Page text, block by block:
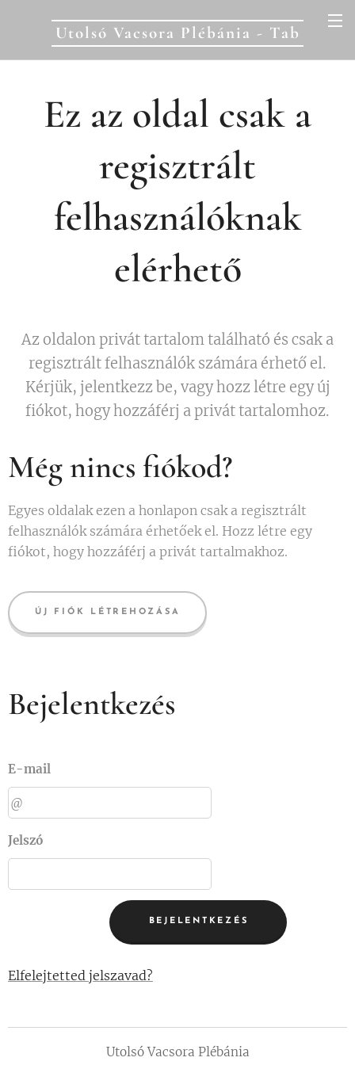
Utolsó Vacsora Plébánia - Tab
Ez az oldal csak a
regisztrált
felhasználóknak
elérhető
Az oldalon privát tartalom található és csak a
regisztrált felhasználók számára érhető el.
Kérjük, jelentkezz be, vagy hozz létre egy új
fiókot, hogy hozzáférj a privát tartalomhoz.
Még nincs fiókod?
Egyes oldalak ezen a honlapon csak a regisztrált
felhasználók számára érhetőek el. Hozz létre egy
fiókot, hogy hozzáférj a privát tartalmakhoz.
ÚJ FIÓK LÉTREHOZÁSA
Bejelentkezés
E-mail
Jelszó
BEJELENTKEZÉS
Elfelejtetted jelszavad?
Utolsó Vacsora Plébánia